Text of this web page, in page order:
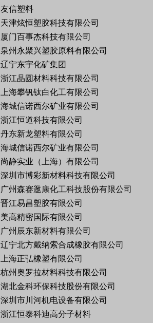
友信塑料
天津炫恒塑胶科技有限公司
厦门百事杰科技有限公司
泉州永聚兴塑胶原料有限公司
辽宁东宇化矿集团
浙江晶圆材料科技有限公司
上海攀钒钛白化工有限公司
海城信诺西尔矿业有限公司
浙江恒道科技有限公司
丹东新龙塑料有限公司
海城信诺西尔矿业有限公司
尚静实业（上海）有限公司
深圳市博彩新材料科技有限公司
广州森赛逖康化工科技股份有限公司
晋江易昌塑胶有限公司
美高精密国际有限公司
广州辰东新材料有限公司
辽宁北方戴纳索合成橡胶有限公司
上海正弘橡塑有限公司
杭州奥罗拉材料科技有限公司
湖北金科环保科技股份有限公司
深圳市川河机电设备有限公司
浙江恒泰科迪高分子材料